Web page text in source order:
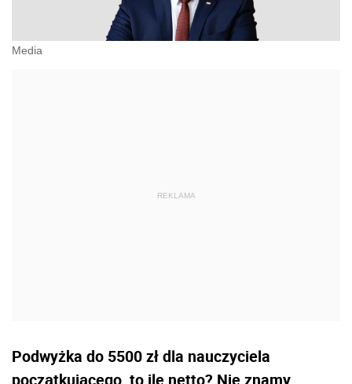
Media
Podwyżka do 5500 zł dla nauczyciela
początkującego, to ile netto? Nie znamy